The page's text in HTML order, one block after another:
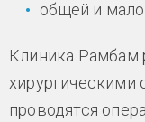
общей и
Клиника Рамбам
хирургическими
проводятся